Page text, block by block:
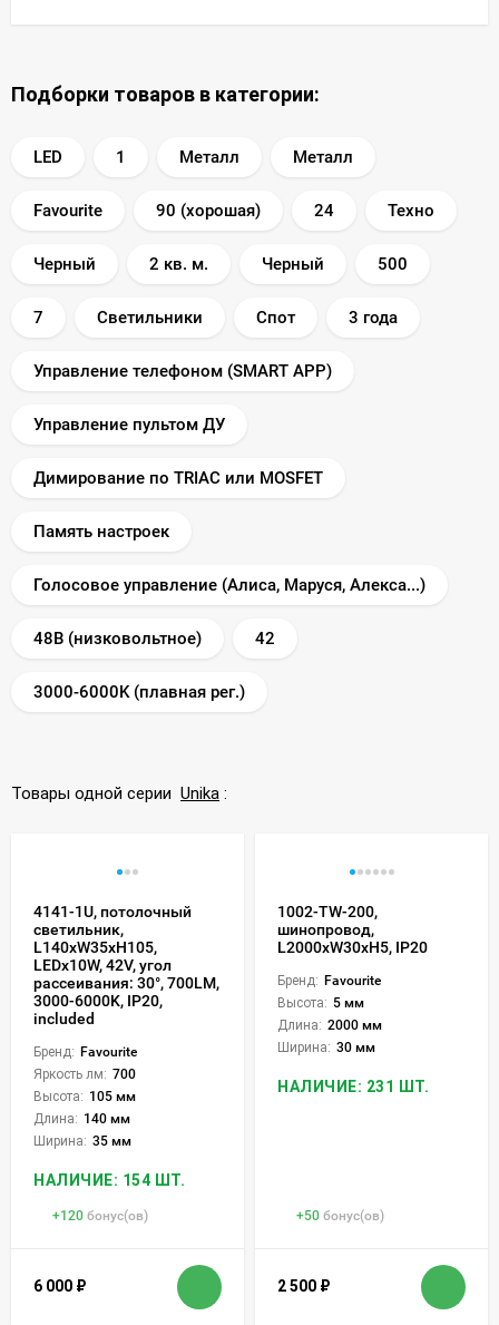
Подборки товаров в категории:
LED 1 Металл Металл
Favourite 90 (хорошая) 24 Техно
Черный 2 кв. м. Черный 500
7 Светильники Спот 3 года
Управление телефоном (SMART APP)
Управление пультом ДУ
Димирование по TRIAC или MOSFET
Память настроек
Голосовое управление (Алиса, Маруся, Алекса...)
48В (низковольтное) 42
3000-6000K (плавная рег.)
Товары одной серии Unika :
4141-1U, потолочный
светильник,
L140xW35xH105,
LEDx10W, 42V, угол
рассеивания: 30°, 700LM,
3000-6000K, IP20,
included
Бренд: Favourite
Яркость лм: 700
Высота: 105 мм
Длина: 140 мм
Ширина: 35 мм
НАЛИЧИЕ: 154 ШТ.
+120 бонус(ов)
6 000 ₽
1002-TW-200,
шинопровод,
L2000xW30xH5, IP20
Бренд: Favourite
Высота: 5 мм
Длина: 2000 мм
Ширина: 30 мм
НАЛИЧИЕ: 231 ШТ.
+50 бонус(ов)
2 500 ₽